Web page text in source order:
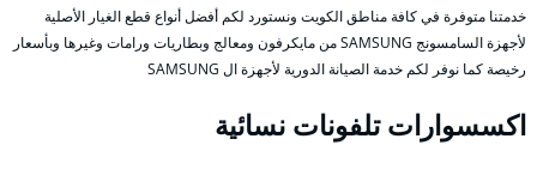
خدمتنا متوفرة في كافة مناطق الكويت ونستورد لكم أفضل أنواع قطع الغيار الأصلية
لأجهزة السامسونج SAMSUNG من مايكرفون ومعالج وبطاريات ورامات وغيرها وبأسعار
رخيصة كما نوفر لكم خدمة الصيانة الدورية لأجهزة ال SAMSUNG
اكسسوارات تلفونات نسائية